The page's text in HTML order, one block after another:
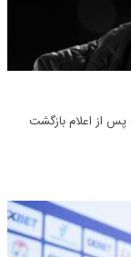
از اعلام بازگشت